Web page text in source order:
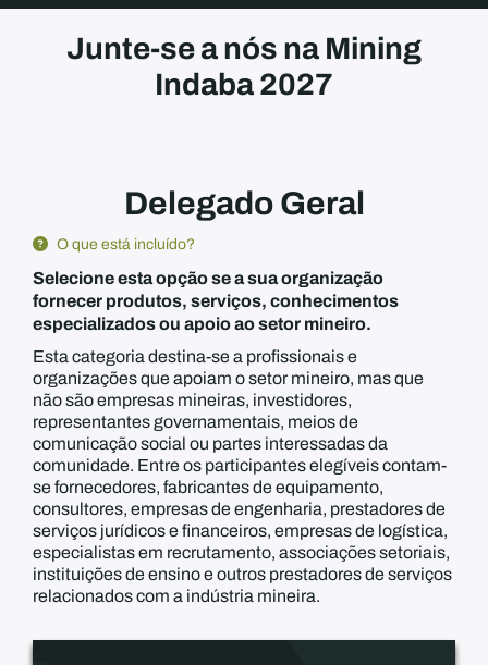
Junte-se a nós na Mining
Indaba 2027
Delegado Geral
O que está incluído?
Selecione esta opção se a sua organização
fornecer produtos, serviços, conhecimentos
especializados ou apoio ao setor mineiro.
Esta categoria destina-se a profissionais e
organizações que apoiam o setor mineiro, mas que
não são empresas mineiras, investidores,
representantes governamentais, meios de
comunicação social ou partes interessadas da
comunidade. Entre os participantes elegíveis contam-
se fornecedores, fabricantes de equipamento,
consultores, empresas de engenharia, prestadores de
serviços jurídicos e financeiros, empresas de logística,
especialistas em recrutamento, associações setoriais,
instituições de ensino e outros prestadores de serviços
relacionados com a indústria mineira.